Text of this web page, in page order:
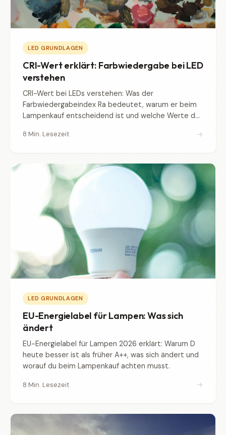
LED GRUNDLAGEN
CRI-Wert erklärt: Farbwiedergabe bei LED
verstehen
CRI-Wert bei LEDs verstehen: Was der
Farbwiedergabeindex Ra bedeutet, warum er beim
Lampenkauf entscheidend ist und welche Werte du
8 Min. Lesezeit →
LED GRUNDLAGEN
EU-Energielabel für Lampen: Was sich
ändert
EU-Energielabel für Lampen 2026 erklärt: Warum D
heute besser ist als früher A++, was sich ändert und
worauf du beim Lampenkauf achten musst.
8 Min. Lesezeit →